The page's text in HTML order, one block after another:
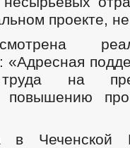
проекте,
«Адресная
труда на
Чеченской